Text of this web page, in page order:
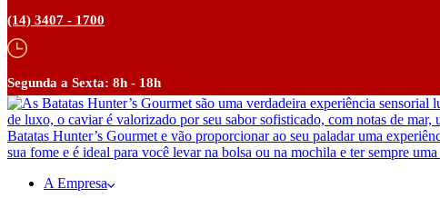
(14) 3407 - 1700
Segunda a Sexta: 8h - 18h
A Empresa